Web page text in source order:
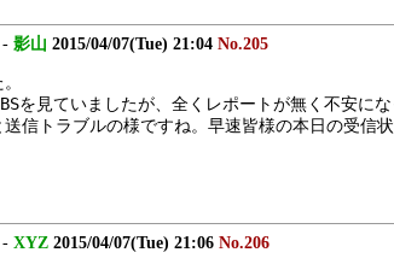
影山 2015/04/07(Tue) 21:04 No.205
を見ていましたが、全くレポートが無く不安にな
信トラブルの様ですね。早速皆様の本日の受信
XYZ 2015/04/07(Tue) 21:06 No.206